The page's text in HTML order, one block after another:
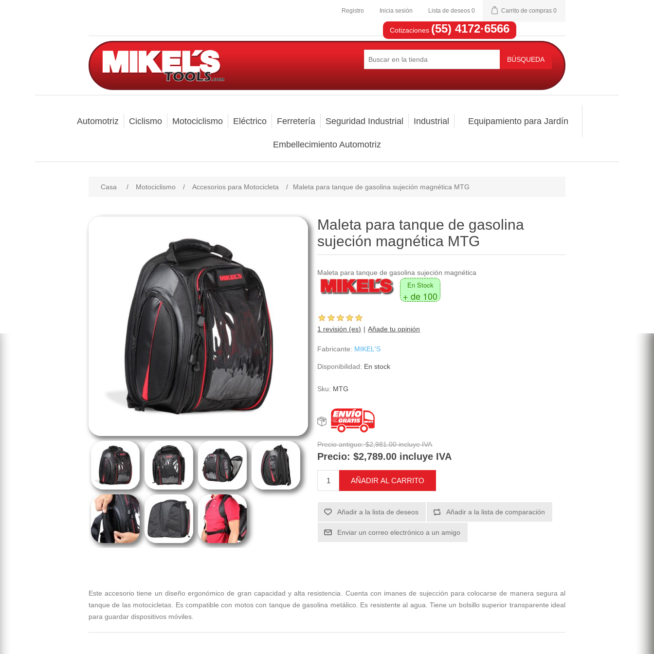
Registro Inicia sesión Lista de deseos 0 Carrito de compras 0
Cotizaciones (55) 4172·6566
BÚSQUEDA
Automotriz Ciclismo Motociclismo Eléctrico Ferretería Seguridad Industrial Industrial Equipamiento para Jardín
Embellecimiento Automotriz
Casa / Motociclismo / Accesorios para Motocicleta / Maleta para tanque de gasolina sujeción magnética MTG
Maleta para tanque de gasolina
sujeción magnética MTG
Maleta para tanque de gasolina sujeción magnética
En Stock
+ de 100
1 revisión (es) Añade tu opinión
Fabricante: MIKEL'S
Disponibilidad: En stock
Sku: MTG
Precio antiguo: $2,981.00 incluye IVA
Precio: $2,789.00 incluye IVA
AÑADIR AL CARRITO
Añadir a la lista de deseos Añadir a la lista de comparación
Enviar un correo electrónico a un amigo
Este accesorio tiene un diseño ergonómico de gran capacidad y alta resistencia. Cuenta con imanes de sujección para colocarse de manera segura al
tanque de las motocicletas. Es compatible con motos con tanque de gasolina metálico. Es resistente al agua. Tiene un bolsillo superior transparente ideal
para guardar dispositivos móviles.